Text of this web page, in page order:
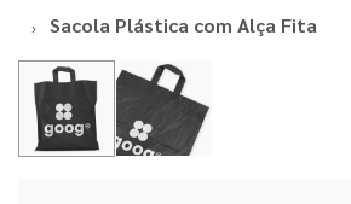
Sacola Plástica com Alça Fita